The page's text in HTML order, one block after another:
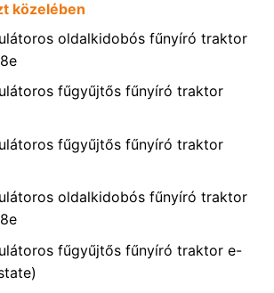
közelében
oldalkidobós fűnyíró traktor
fűgyűjtős fűnyíró traktor
fűgyűjtős fűnyíró traktor
oldalkidobós fűnyíró traktor
fűgyűjtős fűnyíró traktor e-